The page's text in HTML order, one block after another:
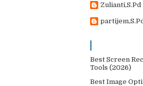
Zulianti,S.Pd
partijem,S.Pd
Best Screen
Tools (2026)
Best Image